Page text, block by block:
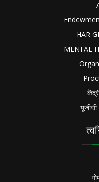
HAR
MENTAL
यूजीसी